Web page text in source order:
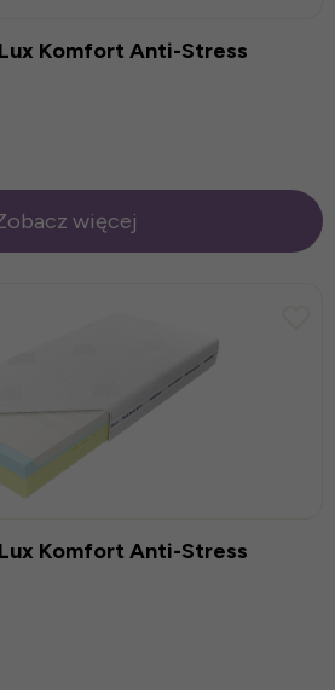
Komfort Anti-Stress
więcej
Komfort Anti-Stress